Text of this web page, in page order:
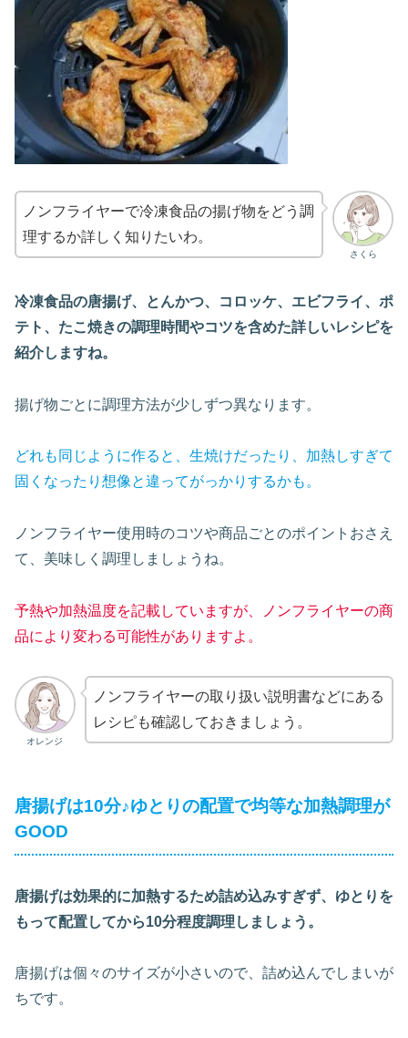
さくら
ノンフライヤーで冷凍食品の揚げ物をどう調
理するか詳しく知りたいわ。
冷凍食品の唐揚げ、とんかつ、コロッケ、エビフライ、ポ
テト、たこ焼きの調理時間やコツを含めた詳しいレシピを
紹介しますね。
揚げ物ごとに調理方法が少しずつ異なります。
どれも同じように作ると、生焼けだったり、加熱しすぎて
固くなったり想像と違ってがっかりするかも。
ノンフライヤー使用時のコツや商品ごとのポイントおさえ
て、美味しく調理しましょうね。
予熱や加熱温度を記載していますが、ノンフライヤーの商
品により変わる可能性がありますよ。
オレンジ
ノンフライヤーの取り扱い説明書などにある
レシピも確認しておきましょう。
唐揚げは10分♪ゆとりの配置で均等な加熱調理が
GOOD
唐揚げは効果的に加熱するため詰め込みすぎず、ゆとりを
もって配置してから10分程度調理しましょう。
唐揚げは個々のサイズが小さいので、詰め込んでしまいが
ちです。